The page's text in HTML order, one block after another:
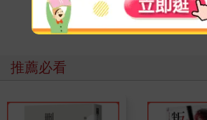
寫評價
推薦必看